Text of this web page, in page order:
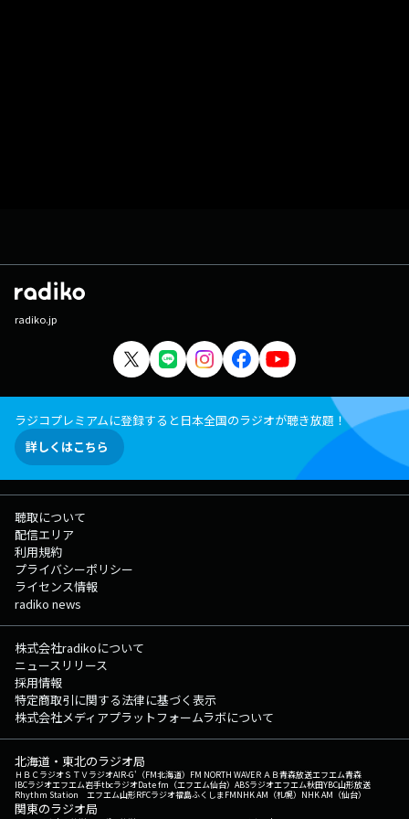
radiko.jp
ラジコプレミアムに登録すると日本全国のラジオが聴き放題！
詳しくはこちら
聴取について
配信エリア
利用規約
プライバシーポリシー
ライセンス情報
radiko news
株式会社radikoについて
ニュースリリース
採用情報
特定商取引に関する法律に基づく表示
株式会社メディアプラットフォームラボについて
北海道・東北のラジオ局
ＨＢＣラジオＳＴＶラジオAIR-G'（FM北海道） FM NORTH WAVEＲＡＢ青森放送エフエム青森
IBCラジオエフエム岩手tbcラジオDate fm（エフエム仙台） ABSラジオエフエム秋田YBC山形放送
Rhythm Station エフエム山形RFCラジオ福島ふくしまFMNHK AM（札幌） NHK AM（仙台）
関東のラジオ局